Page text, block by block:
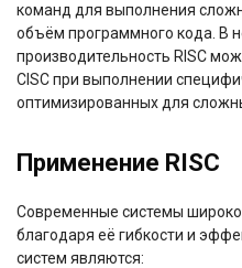
команд для выполнения
объём программного кода. В
производительность RISC
CISC при выполнении
оптимизированных для
Применение RISC
Современные системы широко
благодаря её гибкости и
систем являются: